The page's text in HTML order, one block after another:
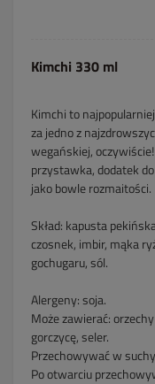
Kimchi 330 ml
Kimchi to
za jedno z
wegańskiej,
przystawka, dodatek
jako bowle rozmaitości.
Skład: kapusta
czosnek, imbir, mąka
gochugaru, sól.
Alergeny: soja.
Może zawierać:
gorczycę, seler.
Przechowywać w
Po otwarciu